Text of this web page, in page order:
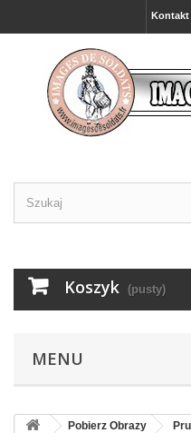
Kontakt
Koszyk (pusty)
MENU
Pobierz Obrazy